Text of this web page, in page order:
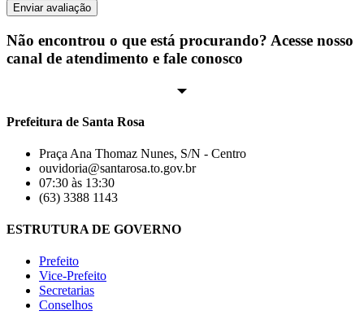
Enviar avaliação
Não encontrou o que está procurando? Acesse nosso
canal de atendimento e fale conosco
Prefeitura de Santa Rosa
Praça Ana Thomaz Nunes, S/N - Centro
ouvidoria@santarosa.to.gov.br
07:30 às 13:30
(63) 3388 1143
ESTRUTURA DE GOVERNO
Prefeito
Vice-Prefeito
Secretarias
Conselhos